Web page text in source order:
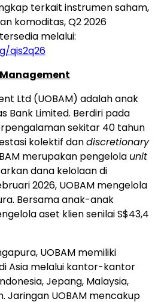
terkait instrumen saham,
komoditas, Q2 2026
melalui:
qis2q26
Ltd (UOBAM) adalah anak
Bank Limited. Berdiri pada
sekitar 40 tahun
kolektif dandiscretionary
merupakan pengelola unit
dana kelolaan di
2026, UOBAM mengelola
Bersama anak-anak
aset klien senilai S$43,4
UOBAM memiliki
Asia melalui kantor-kantor
Jepang, Malaysia,
Jaringan UOBAM mencakup